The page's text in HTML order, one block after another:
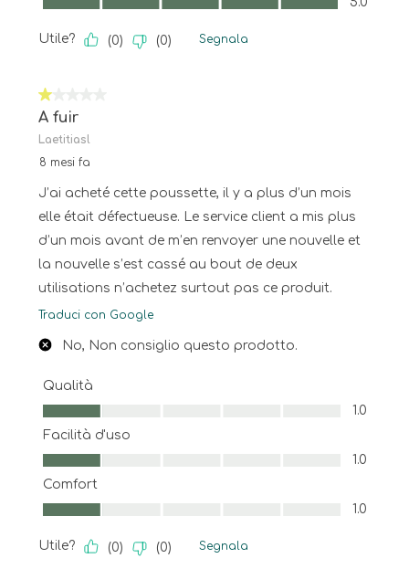
Utile? (0) (0) Segnala
1 su 5 stelle.
A fuir
Laetitiasl
8 mesi fa
J’ai acheté cette poussette, il y a plus d’un mois
elle était défectueuse. Le service client a mis plus
d’un mois avant de m’en renvoyer une nouvelle et
la nouvelle s’est cassé au bout de deux
utilisations n’achetez surtout pas ce produit.
Traduci con Google
No, Non consiglio questo prodotto.
Qualità
Qualità, 1.0 su 5
1.0
Facilità d'uso
Facilità d'uso, 1.0 su 5
1.0
Comfort
Comfort, 1.0 su 5
1.0
Utile? (0) (0) Segnala